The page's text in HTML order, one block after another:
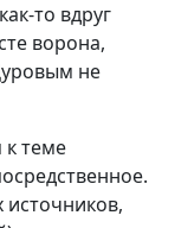
то вдруг
ворона,
не
к теме
источников,